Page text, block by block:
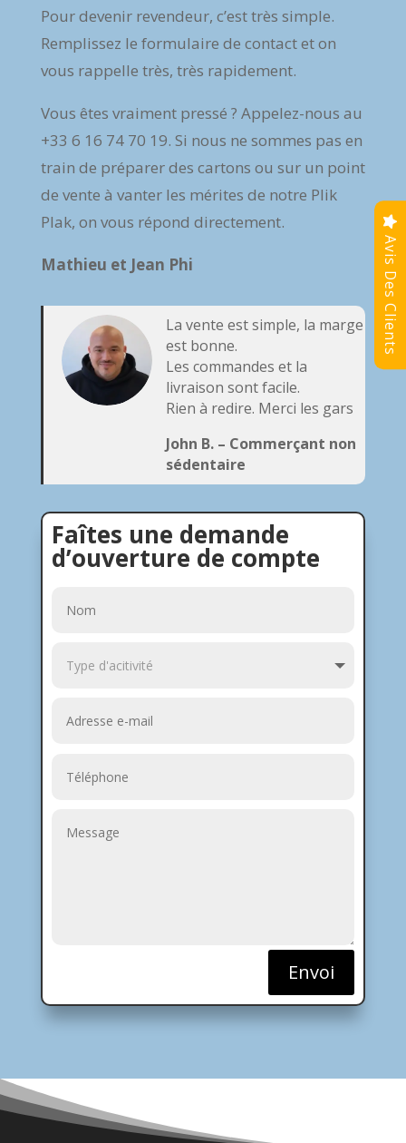
Pour devenir revendeur, c’est très simple.
Remplissez le formulaire de contact et on
vous rappelle très, très rapidement.
Vous êtes vraiment pressé ? Appelez-nous au
+33 6 16 74 70 19. Si nous ne sommes pas en
train de préparer des cartons ou sur un point
de vente à vanter les mérites de notre Plik
Plak, on vous répond directement.
Mathieu et Jean Phi
La vente est simple, la marge
est bonne.
Les commandes et la
livraison sont facile.
Rien à redire. Merci les gars
John B. – Commerçant non
sédentaire
Faîtes une demande
d’ouverture de compte
Envoi
Avis Des Clients